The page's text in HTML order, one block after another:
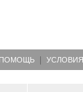
ПОМОЩЬ